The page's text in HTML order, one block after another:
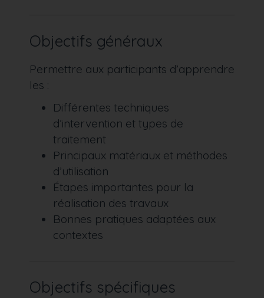
Objectifs généraux
Permettre aux participants d’apprendre
les :
Différentes techniques
d’intervention et types de
traitement
Principaux matériaux et méthodes
d’utilisation
Étapes importantes pour la
réalisation des travaux
Bonnes pratiques adaptées aux
contextes
Objectifs spécifiques